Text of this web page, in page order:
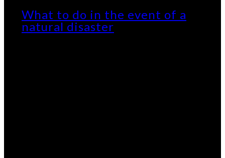
What to do in the event of a
natural disaster